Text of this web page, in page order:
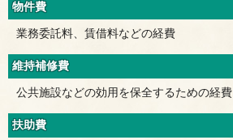
物件費
業務委託料、賃借料などの経費
維持補修費
公共施設などの効用を保全するための経費
扶助費